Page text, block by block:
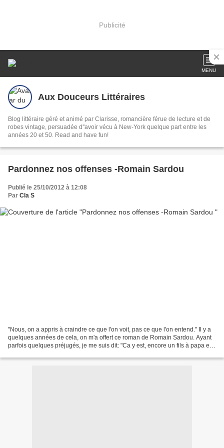
Publicité
MENU
Aux Douceurs Littéraires
Blog littéraire géré et animé par Clarisse, romancière férue de lecture et de
robes vintage, persuadée d''avoir vécu à New-York quelque part entre les
années 20 et 50. Read and have fun!
Pardonnez nos offenses -Romain Sardou
Publié le 25/10/2012 à 12:08
Par Cla S
"Nous, on a appris à craindre ce que l'on voit, pas ce que l'on entend." Il y a
quelques années de cela, on m'a offert ce roman de Romain Sardou. Ayant
parfois quelques préjugés, je me suis dit: "Ca y est, encore un fils à papa en